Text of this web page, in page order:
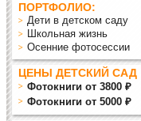
ПОРТФОЛИО:
Дети в детском саду
Школьная жизнь
Осенние фотосессии
ЦЕНЫ ДЕТСКИЙ САД
Фотокниги от 3800 ₽
Фотокниги от 5000 ₽